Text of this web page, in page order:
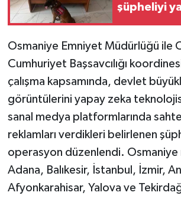
şüpheliyi
Osmaniye Emniyet Müdürlüğü ile
Cumhuriyet Başsavcılığı
çalışma kapsamında, devlet
görüntülerini yapay zeka
sanal medya platformlarında sahte
reklamları verdikleri belirlenen
operasyon düzenlendi. Osmaniye
Adana, Balıkesir, İstanbul, İzmir,
Afyonkarahisar, Yalova ve